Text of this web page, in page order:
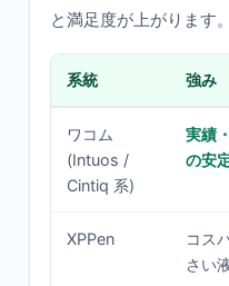
と満足度が上がります。
系統 強み
ワコム
(Intuos /
Cintiq 系)
実績
の安
XPPen
コス
さい